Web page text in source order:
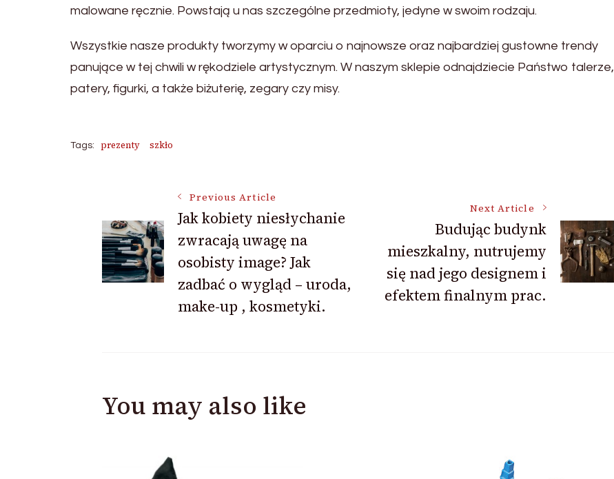
malowane ręcznie. Powstają u nas szczególne przedmioty, jedyne w swoim rodzaju.
Wszystkie nasze produkty tworzymy w oparciu o najnowsze oraz najbardziej gustowne trendy
panujące w tej chwili w rękodziele artystycznym. W naszym sklepie odnajdziecie Państwo talerze,
patery, figurki, a także biżuterię, zegary czy misy.
Tags: prezenty szkło
Navigation
Previous Article
Jak kobiety niesłychanie
zwracają uwagę na
osobisty image? Jak
zadbać o wygląd – uroda,
make-up , kosmetyki.
Next Article
Budując budynk
mieszkalny, nutrujemy
się nad jego designem i
efektem finalnym prac.
You may also like